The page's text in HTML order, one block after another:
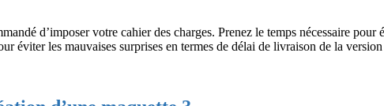
d’imposer votre cahier des charges. Prenez le temps nécessaire
éviter les mauvaises surprises en termes de délai de livraison de la